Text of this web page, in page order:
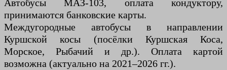
Автобусы МАЗ-103, оплата кондуктору,
принимаются банковские карты.
Междугородные автобусы в направлении
Куршской косы (посёлки Куршская Коса,
Морское, Рыбачий и др.). Оплата картой
возможна (актуально на 2021–2026 гг.).